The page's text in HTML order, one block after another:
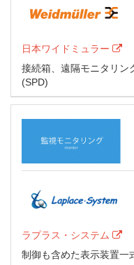
日本ワイドミュラー
接続箱、遠隔モニタリン
(SPD)
ラプラス・システム
制御も含めた表示装置一